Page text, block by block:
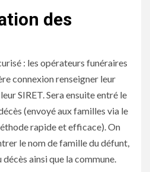
des
: les opérateurs funéraires
connexion renseigner leur
SIRET. Sera ensuite entré le
(envoyé aux familles via le
rapide et efficace). On
le nom de famille du défunt,
ainsi que la commune.